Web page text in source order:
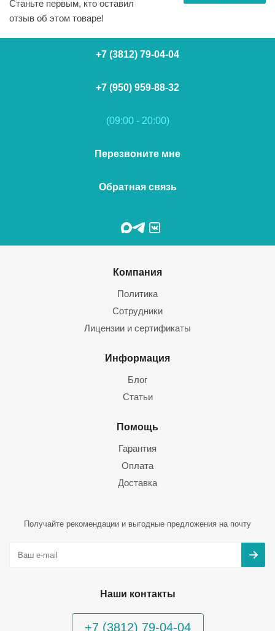
Станьте первым, кто оставил
отзыв об этом товаре!
+7 (3812) 79-04-04
+7 (950) 959-88-32
(09:00 - 20:00)
Перезвоните мне
Обратная связь
Компания
Политика
Сотрудники
Лицензии и сертификаты
Информация
Блог
Статьи
Помощь
Гарантия
Оплата
Доставка
Получайте рекомендации и выгодные предложения на почту
Наши контакты
+7 (3812) 79-04-04